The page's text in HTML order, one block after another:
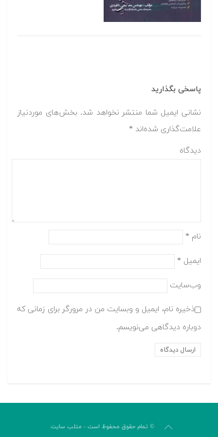
پاسخی بگذارید
نشانی ایمیل شما منتشر نخواهد شد. بخش‌های موردنیاز
علامت‌گذاری شده‌اند *
دیدگاه
نام *
ایمیل *
وب‌سایت
ذخیره نام، ایمیل و وبسایت من در مرورگر برای زمانی که
دوباره دیدگاهی می‌نویسم.
© تمام حقوق محفوظ است - متلب سایت